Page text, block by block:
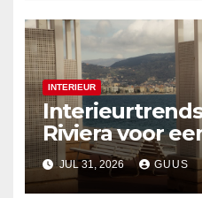
INTERIEUR
Riviera voor
JUL 31, 2026 GUUS